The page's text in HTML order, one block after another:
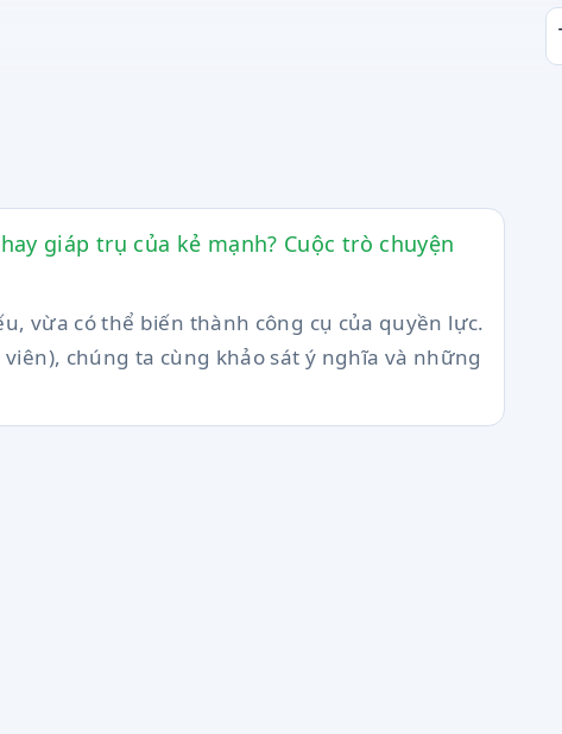
giáp trụ của kẻ mạnh? Cuộc trò chuyện
vừa có thể biến thành công cụ của quyền lực.
chúng ta cùng khảo sát ý nghĩa và những